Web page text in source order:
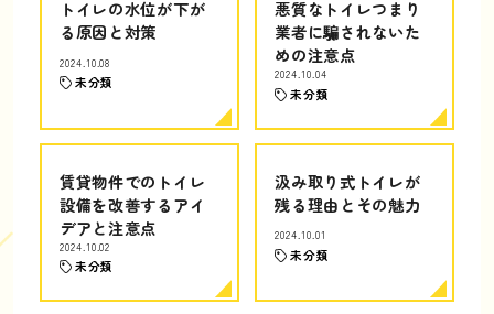
トイレの水位が下が
る原因と対策
2024.10.08
未分類
悪質なトイレつまり
業者に騙されないた
めの注意点
2024.10.04
未分類
賃貸物件でのトイレ
設備を改善するアイ
デアと注意点
2024.10.02
未分類
汲み取り式トイレが
残る理由とその魅力
2024.10.01
未分類